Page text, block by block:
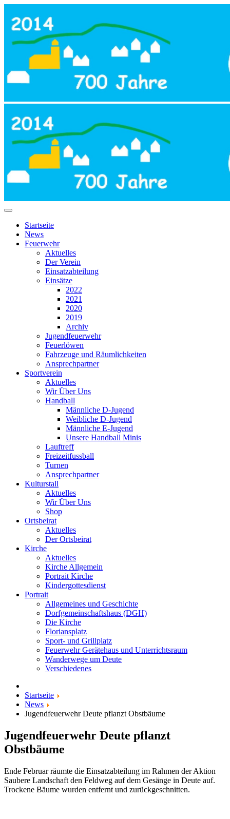
Startseite
News
Feuerwehr
Aktuelles
Der Verein
Einsatzabteilung
Einsätze
2022
2021
2020
2019
Archiv
Jugendfeuerwehr
Feuerlöwen
Fahrzeuge und Räumlichkeiten
Ansprechpartner
Sportverein
Aktuelles
Wir Über Uns
Handball
Männliche D-Jugend
Weibliche D-Jugend
Männliche E-Jugend
Unsere Handball Minis
Lauftreff
Freizeitfussball
Turnen
Ansprechpartner
Kulturstall
Aktuelles
Wir Über Uns
Shop
Ortsbeirat
Aktuelles
Der Ortsbeirat
Kirche
Aktuelles
Kirche Allgemein
Portrait Kirche
Kindergottesdienst
Portrait
Allgemeines und Geschichte
Dorfgemeinschaftshaus (DGH)
Die Kirche
Floriansplatz
Sport- und Grillplatz
Feuerwehr Gerätehaus und Unterrichtsraum
Wanderwege um Deute
Verschiedenes
Startseite
News
Jugendfeuerwehr Deute pflanzt Obstbäume
Jugendfeuerwehr Deute pflanzt
Obstbäume
Ende Februar räumte die Einsatzabteilung im Rahmen der Aktion
Saubere Landschaft den Feldweg auf dem Gesänge in Deute auf.
Trockene Bäume wurden entfernt und zurückgeschnitten.